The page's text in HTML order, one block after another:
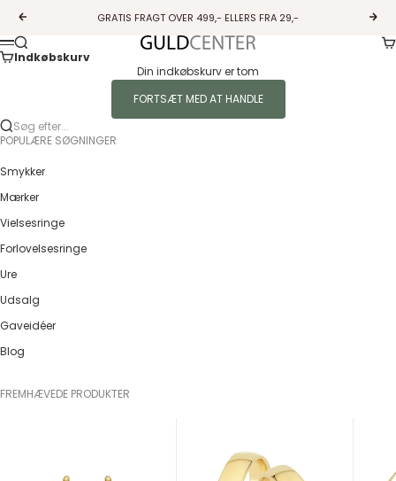
Forrige
GRATIS FRAGT OVER 499,- ELLERS FRA 29,-
Guldcenter
Menu
Søg
Indkøbskurv
Din indkøbskurv er tom
FORTSÆT MED AT HANDLE
Søg efter...
POPULÆRE SØGNINGER
Smykker
Mærker
Vielsesringe
Forlovelsesringe
Ure
Udsalg
Gaveidéer
Blog
FREMHÆVEDE PRODUKTER